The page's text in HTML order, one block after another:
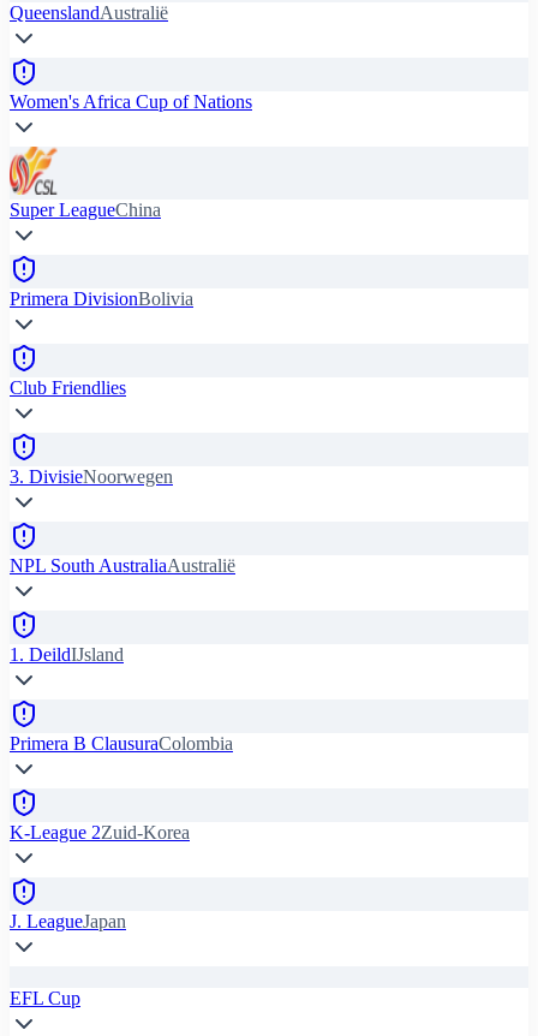
QueenslandAustralië
Women's Africa Cup of Nations
Super LeagueChina
Primera DivisionBolivia
Club Friendlies
3. DivisieNoorwegen
NPL South AustraliaAustralië
1. DeildIJsland
Primera B ClausuraColombia
K-League 2Zuid-Korea
J. LeagueJapan
EFL Cup